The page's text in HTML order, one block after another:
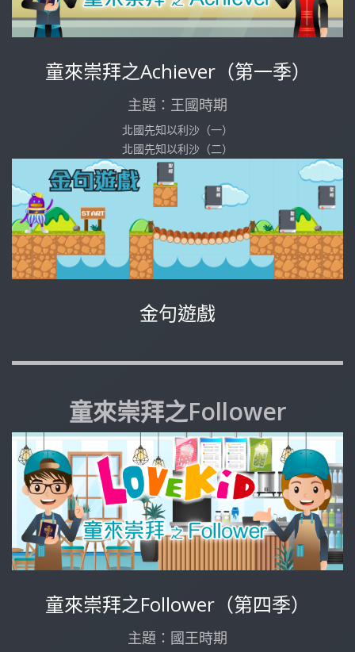
童來崇拜之Achiever（第一季）
主題：王國時期
北國先知以利沙（一）
北國先知以利沙（二）
金句遊戲
童來崇拜之Follower
童來崇拜之Follower（第四季）
主題：國王時期